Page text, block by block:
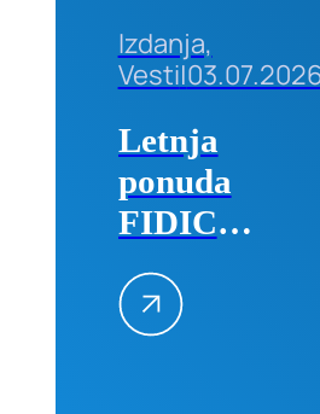
Izdanja,
Vesti|
Letnja
ponuda
FIDIC
izdanja